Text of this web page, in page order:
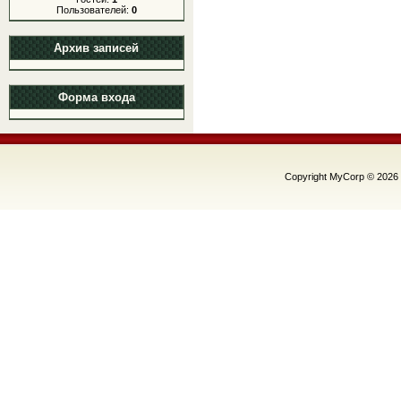
Пользователей: 0
Архив записей
Форма входа
Copyright MyCorp © 2026